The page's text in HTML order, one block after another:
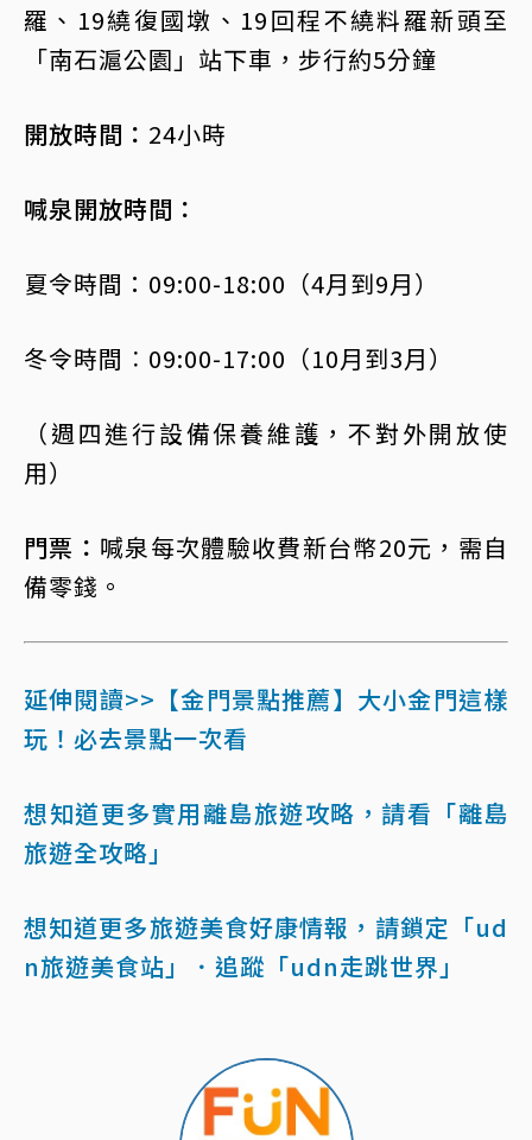
羅、19繞復國墩、19回程不繞料羅新頭至
「南石滬公園」站下車，步行約5分鐘
開放時間： 24小時
喊泉開放時間：
夏令時間：09:00-18:00（4月到9月）
冬令時間︰09:00-17:00（10月到3月）
（週四進行設備保養維護，不對外開放使
用）
門票： 喊泉每次體驗收費新台幣20元，需自
備零錢。
延伸閱讀>>【金門景點推薦】大小金門這樣
玩！必去景點一次看
想知道更多實用離島旅遊攻略，請看「離島
旅遊全攻略」
想知道更多旅遊美食好康情報，請鎖定「ud
n旅遊美食站」
．追蹤「udn走跳世界」